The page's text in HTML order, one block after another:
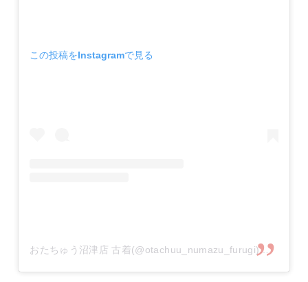
この投稿をInstagramで見る
おたちゅう沼津店 古着(@otachuu_numazu_furugi)がシェアした投稿